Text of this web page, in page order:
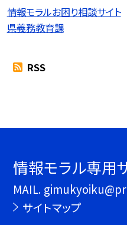
情報モラルお困り相談サイト
県義務教育課
RSS
情報モラル専用
MAIL.
サイトマップ